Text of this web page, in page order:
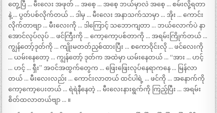
တွေ့ပြီ … မီးလေး အဖုတ် … အစေ့ … အစေ့ ဘယ်မှာလဲ အစေ့ … စမ်းလို့ရတာ
နဲ့ … ပွတ်ပစ်လိုက်တယ် … ဒါမှ … မီးလေး အနာသက်သာမှာ … အိုး … ကောင်း
လိုက်တာဗျာ … မီးလေးကို … ဒါကြောင့် သဘောကျတာ … ဘယ်လောက်ပဲ နာ
အောင်လုပ်လုပ် … ဖင်ကြီးကို … ကော့ကော့ပစ်တာကို … အရမ်းကြိုက်တယ် …
ကျွန်တော့်ဒုတ်ကို … ကျိုးမတတ်ညှစ်ထားပြီး … စကောဝိုင်းလို … ဖင်လေးကို
… ယမ်းနေတော့ … ကျွန်တော့် ဒုတ်က အထဲမှာ ယမ်းနေတယ် … “အား … ဟင့်
… ဟင့် … ရှီး” အဝင်အထွက်တွေက … ဖြေးဖြေးလုပ်နေရာကနေ … မြန်လာ
တယ် … မီးလေးလည်း … ကောင်းလာတယ် ထင်ပါရဲ့ … ဖင်ကို … အနောက်ကို
ကော့ကော့ပေးတယ် … ရဲရဲနီနေတဲ့ … မီးလေးနားရွက်ကို ကြည့်ပြီး … အရမ်း
စိတ်ထလာတယ်ဗျာ … ။